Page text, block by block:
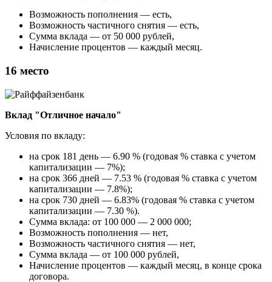
Возможность пополнения — есть,
Возможность частичного снятия — есть,
Сумма вклада — от 50 000 рублей,
Начисление процентов — каждый месяц.
16 место
Вклад "Отличное начало"
Условия по вкладу:
на срок 181 день — 6.90 % (годовая % ставка с учетом
капитализации — 7%);
на срок 366 дней — 7.53 % (годовая % ставка с учетом
капитализации — 7.8%);
на срок 730 дней — 6.83% (годовая % ставка с учетом
капитализации — 7.30 %).
Сумма вклада: от 100 000 — 2 000 000;
Возможность пополнения — нет,
Возможность частичного снятия — нет,
Сумма вклада — от 100 000 рублей,
Начисление процентов — каждый месяц, в конце срока
договора.